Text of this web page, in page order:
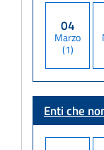
04
Marzo
(1)
Enti che